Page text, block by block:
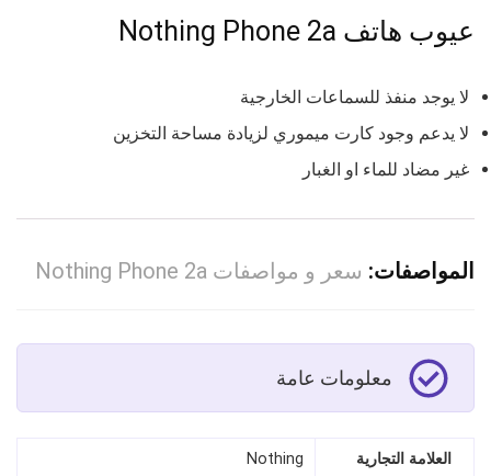
عيوب هاتف Nothing Phone 2a
لا يوجد منفذ للسماعات الخارجية
لا يدعم وجود كارت ميموري لزيادة مساحة التخزين
غير مضاد للماء او الغبار
المواصفات: سعر و مواصفات Nothing Phone 2a
معلومات عامة
العلامة التجارية Nothing